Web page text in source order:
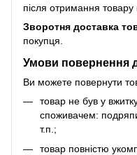
після отримання товару
Зворотня доставка
покупця.
Умови повернення
Ви можете повернути
товар не був у
споживачем:
т.п.;
товар повністю